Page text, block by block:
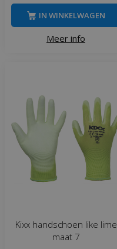
Meer info
IN WINKELWAGEN
Kixx handschoen like lime
maat 7